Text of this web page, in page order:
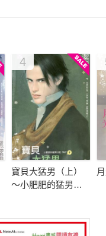
4
寶貝大猛男（上）
～小肥肥的猛男日